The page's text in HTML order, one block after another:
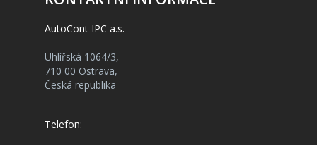
AutoCont IPC a.s.
Uhlířská 1064/3,
710 00 Ostrava,
Česká republika
Telefon: